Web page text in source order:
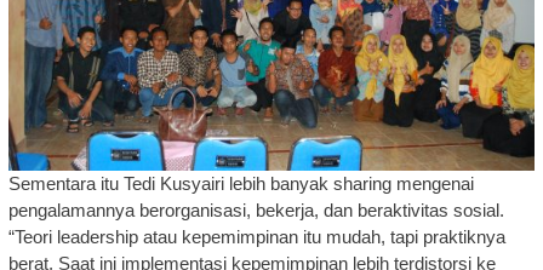
Sementara itu Tedi Kusyairi lebih banyak sharing mengenai
pengalamannya berorganisasi, bekerja, dan beraktivitas sosial.
“Teori leadership atau kepemimpinan itu mudah, tapi praktiknya
berat. Saat ini implementasi kepemimpinan lebih terdistorsi ke